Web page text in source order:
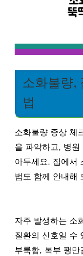
소화불량,
법
소화불량 증상 체
을 파악하고, 병
아두세요. 집에서
법도 함께 안내해
자주 발생하는 소
질환의 신호일 수
부룩함, 복부 팽만